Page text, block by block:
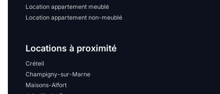
Location appartement meublé
Location appartement non-meublé
Locations à proximité
Créteil
Champigny-sur-Marne
Maisons-Alfort